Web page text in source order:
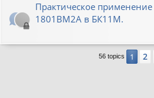
Практическое
1801ВМ2А в БК11М.
56 topics 1 2